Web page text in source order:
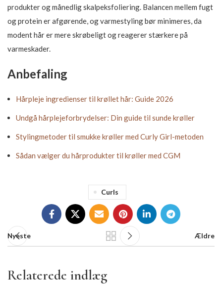
produkter og månedlig skalpeksfoliering. Balancen mellem fugt
og protein er afgørende, og varmestyling bør minimeres, da
modent hår er mere skrøbeligt og reagerer stærkere på
varmeskader.
Anbefaling
Hårpleje ingredienser til krøllet hår: Guide 2026
Undgå hårplejeforbrydelser: Din guide til sunde krøller
Stylingmetoder til smukke krøller med Curly Girl-metoden
Sådan vælger du hårprodukter til krøller med CGM
Curls
Nyeste Ældre
Relaterede indlæg